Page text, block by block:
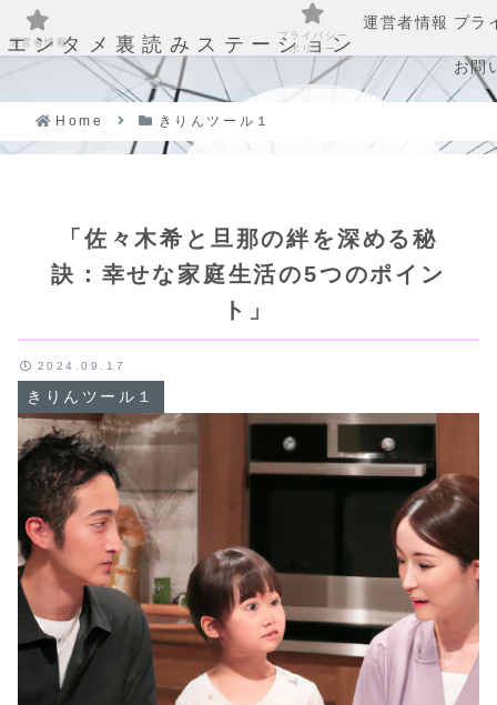
エンタメ裏読みステーション
運営者情報 プラ
お問
Home きりんツール１
「佐々木希と旦那の絆を深める秘
訣：幸せな家庭生活の5つのポイン
ト」
きりんツール１
2024.09.17
運営者情報
プライバシー
ポリシー